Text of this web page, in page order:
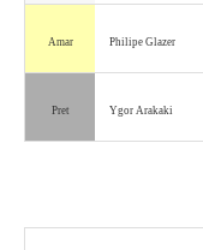
Amar Philipe Glazer
Pret Ygor Arakaki